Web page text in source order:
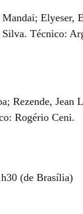
Elyeser,
Técnico:
Rezende, Jean
Rogério Ceni.
(de Brasília)